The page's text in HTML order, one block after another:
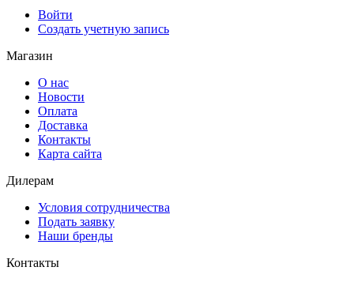
Войти
Создать учетную запись
Магазин
О нас
Новости
Оплата
Доставка
Контакты
Карта сайта
Дилерам
Условия сотрудничества
Подать заявку
Наши бренды
Контакты